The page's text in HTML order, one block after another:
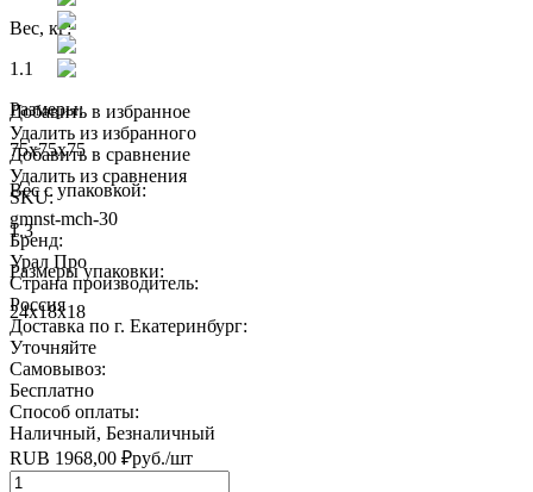
Вес, кг:
1.1
Размеры:
75x75x75
Вес с упаковкой:
1.3
Размеры упаковки:
24x18x18
Добавить в избранное
Удалить из избранного
Добавить в сравнение
Удалить из сравнения
SKU:
gmnst-mch-30
Бренд:
Урал Про
Страна производитель:
Россия
Доставка по г. Екатеринбург:
Уточняйте
Самовывоз:
Бесплатно
Способ оплаты:
Наличный, Безналичный
RUB 1968,00 ₽руб./шт
Quantity